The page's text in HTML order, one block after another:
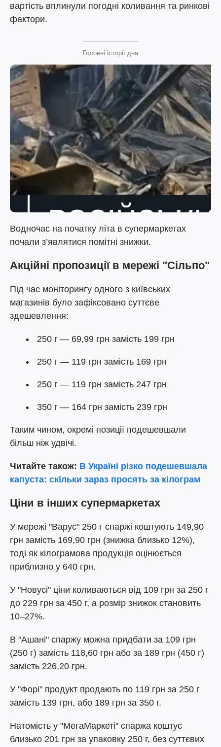
вартість вплинули погодні коливання та ринкові
фактори.
Головні історії дня
Водночас на початку літа в супермаркетах
почали з’являтися помітні знижки.
Акційні пропозиції в мережі "Сільпо"
Під час моніторингу одного з київських
магазинів було зафіксовано суттєве
здешевлення:
250 г — 69,99 грн замість 199 грн
250 г — 119 грн замість 169 грн
250 г — 119 грн замість 247 грн
350 г — 164 грн замість 239 грн
Таким чином, окремі позиції подешевшали
більш ніж удвічі.
Читайте також: В Україні різко подешевшала
капуста: скільки зараз просять за кілограм
Ціни в інших супермаркетах
У мережі "Варус" 250 г спаржі коштують 149,90
грн замість 169,90 грн (знижка близько 12%),
тоді як кілограмова продукція оцінюється
приблизно у 640 грн.
У "Новусі" ціни коливаються від 109 грн за 250 г
до 229 грн за 450 г, а розмір знижок становить
10–27%.
В "Ашані" спаржу можна придбати за 109 грн
(250 г) замість 118,60 грн або за 189 грн (450 г)
замість 226,20 грн.
У "Форі" продукт продають по 119 грн за 250 г
замість 139 грн, або 189 грн за 350 г.
Натомість у "МегаМаркеті" спаржа коштує
близько 201 грн за упаковку 250 г, без суттєвих